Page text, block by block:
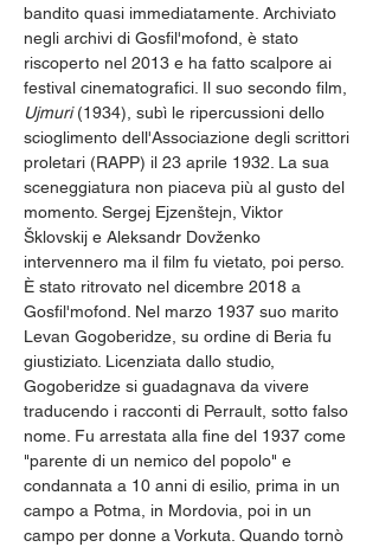
bandito quasi immediatamente. Archiviato
negli archivi di Gosfil'mofond, è stato
riscoperto nel 2013 e ha fatto scalpore ai
festival cinematografici. Il suo secondo film,
Ujmuri (1934), subì le ripercussioni dello
scioglimento dell'Associazione degli scrittori
proletari (RAPP) il 23 aprile 1932. La sua
sceneggiatura non piaceva più al gusto del
momento. Sergej Ejzenštejn, Viktor
Šklovskij e Aleksandr Dovženko
intervennero ma il film fu vietato, poi perso.
È stato ritrovato nel dicembre 2018 a
Gosfil'mofond. Nel marzo 1937 suo marito
Levan Gogoberidze, su ordine di Beria fu
giustiziato. Licenziata dallo studio,
Gogoberidze si guadagnava da vivere
traducendo i racconti di Perrault, sotto falso
nome. Fu arrestata alla fine del 1937 come
"parente di un nemico del popolo" e
condannata a 10 anni di esilio, prima in un
campo a Potma, in Mordovia, poi in un
campo per donne a Vorkuta. Quando tornò